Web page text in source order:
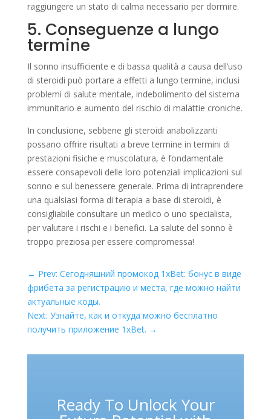
raggiungere un stato di calma necessario per dormire.
5. Conseguenze a lungo
termine
Il sonno insufficiente e di bassa qualità a causa dell’uso
di steroidi può portare a effetti a lungo termine, inclusi
problemi di salute mentale, indebolimento del sistema
immunitario e aumento del rischio di malattie croniche.
In conclusione, sebbene gli steroidi anabolizzanti
possano offrire risultati a breve termine in termini di
prestazioni fisiche e muscolatura, è fondamentale
essere consapevoli delle loro potenziali implicazioni sul
sonno e sul benessere generale. Prima di intraprendere
una qualsiasi forma di terapia a base di steroidi, è
consigliabile consultare un medico o uno specialista,
per valutare i rischi e i benefici. La salute del sonno è
troppo preziosa per essere compromessa!
← Prev: Сегодняшний промокод 1xBet: бонус в виде
фрибета за регистрацию и места, где можно найти
актуальные коды.
Next: Узнайте, как и откуда можно бесплатно
получить приложение 1xBet. →
Ready To Unlock Your